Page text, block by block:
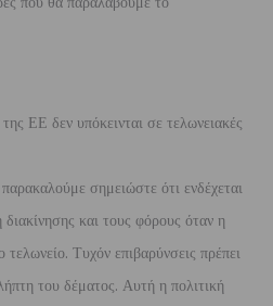
ΕΕ δεν υπόκεινται σε τελωνειακές
σημειώστε ότι ενδέχεται
διακίνησης και τους φόρους όταν η
Τυχόν επιβαρύνσεις πρέπει
του δέματος. Αυτή η πολιτική